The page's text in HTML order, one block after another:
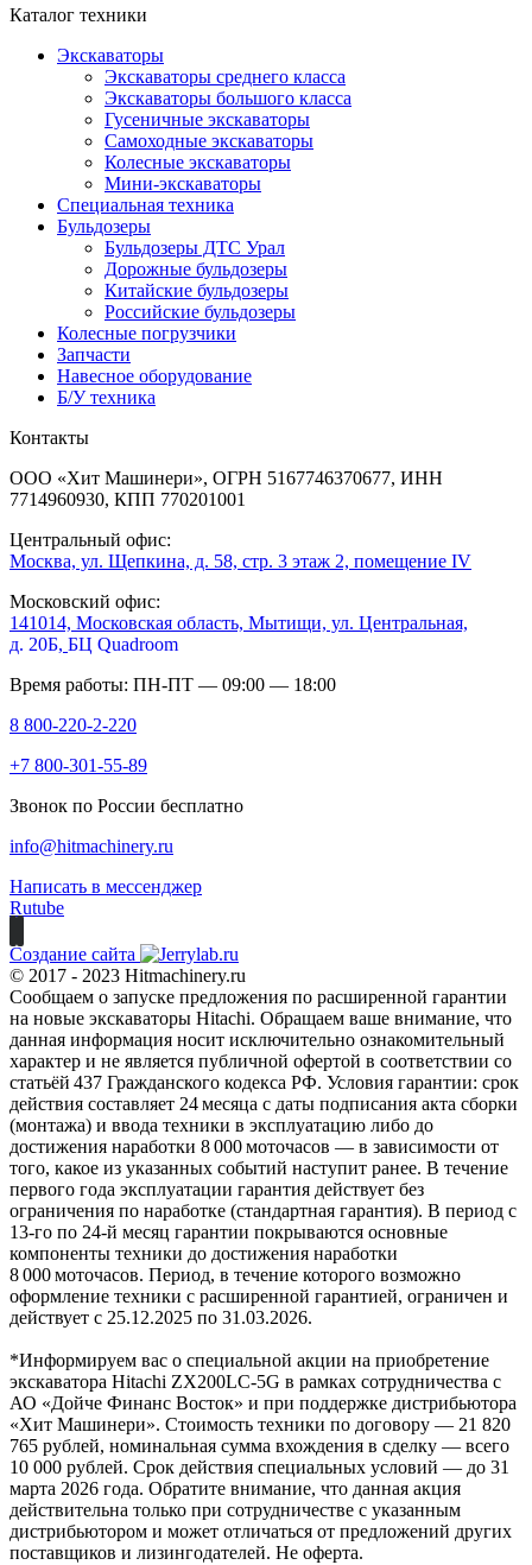
Каталог техники
Экскаваторы
Экскаваторы среднего класса
Экскаваторы большого класса
Гусеничные экскаваторы
Самоходные экскаваторы
Колесные экскаваторы
Мини-экскаваторы
Специальная техника
Бульдозеры
Бульдозеры ДТС Урал
Дорожные бульдозеры
Китайские бульдозеры
Российские бульдозеры
Колесные погрузчики
Запчасти
Навесное оборудование
Б/У техника
Контакты
ООО «Хит Машинери», ОГРН 5167746370677, ИНН
7714960930, КПП 770201001
Центральный офис:
Москва, ул. Щепкина, д. 58, стр. 3 этаж 2, помещение IV
Московский офис:
141014, Московская область, Мытищи, ул. Центральная,
д. 20Б, БЦ Quadroom
Время работы: ПН-ПТ — 09:00 — 18:00
8 800-220-2-220
+7 800-301-55-89
Звонок по России бесплатно
info@hitmachinery.ru
Написать в мессенджер
Rutube
Создание сайта
© 2017 - 2023 Hitmachinery.ru
Сообщаем о запуске предложения по расширенной гарантии
на новые экскаваторы Hitachi. Обращаем ваше внимание, что
данная информация носит исключительно ознакомительный
характер и не является публичной офертой в соответствии со
статьёй 437 Гражданского кодекса РФ. Условия гарантии: срок
действия составляет 24 месяца с даты подписания акта сборки
(монтажа) и ввода техники в эксплуатацию либо до
достижения наработки 8 000 моточасов — в зависимости от
того, какое из указанных событий наступит ранее. В течение
первого года эксплуатации гарантия действует без
ограничения по наработке (стандартная гарантия). В период с
13‑го по 24‑й месяц гарантии покрываются основные
компоненты техники до достижения наработки
8 000 моточасов. Период, в течение которого возможно
оформление техники с расширенной гарантией, ограничен и
действует с 25.12.2025 по 31.03.2026.
*Информируем вас о специальной акции на приобретение
экскаватора Hitachi ZX200LC-5G в рамках сотрудничества с
АО «Дойче Финанс Восток» и при поддержке дистрибьютора
«Хит Машинери». Стоимость техники по договору — 21 820
765 рублей, номинальная сумма вхождения в сделку — всего
10 000 рублей. Срок действия специальных условий — до 31
марта 2026 года. Обратите внимание, что данная акция
действительна только при сотрудничестве с указанным
дистрибьютором и может отличаться от предложений других
поставщиков и лизингодателей. Не оферта.